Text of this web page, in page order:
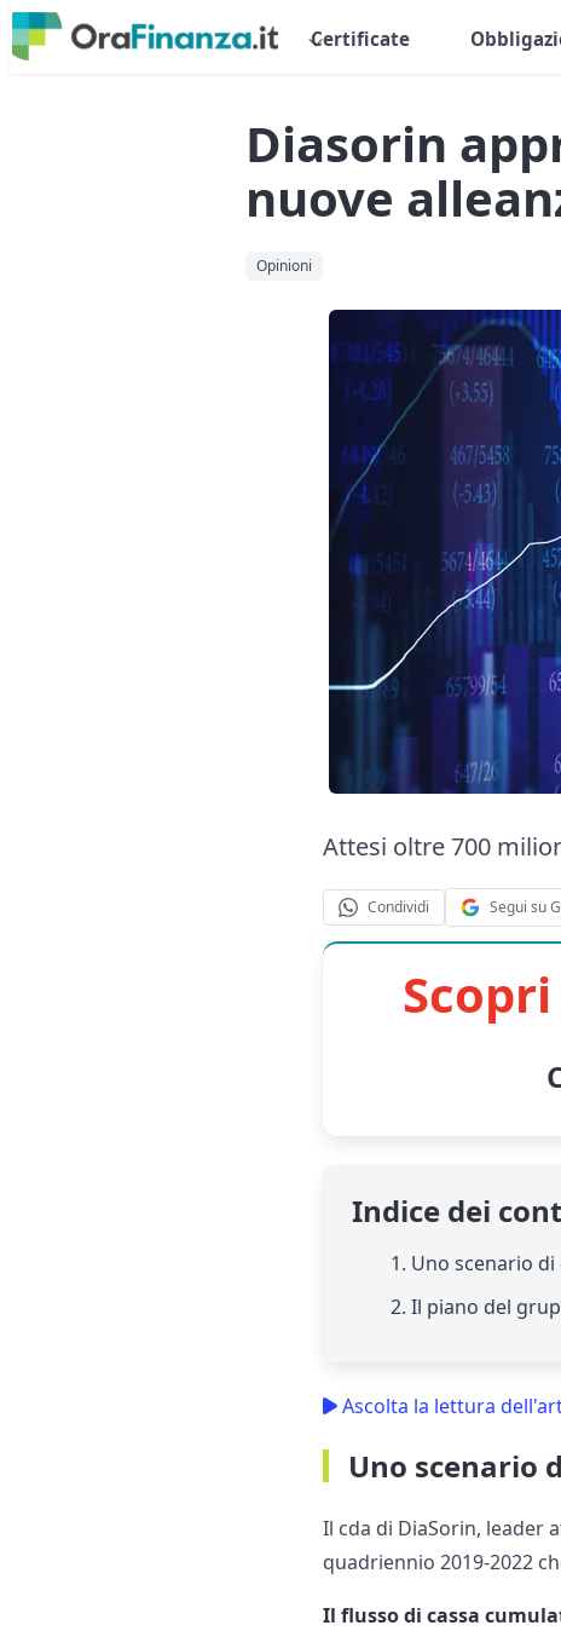
Certificate
Diasorin
nuove
Opinioni
Attesi oltre 700
Condividi Segui su
Indice dei
1. Uno scenario
2. Il piano del
Ascolta la lettura
Uno scenario
Il cda di DiaSorin, leader
quadriennio 2019-2022
Il flusso di cassa